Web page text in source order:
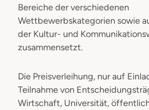
Bereiche der verschiedenen
Wettbewerbskategorien sowie
der Kultur- und
zusammensetzt.
Die Preisverleihung, nur auf
Teilnahme von
Wirtschaft, Universität,